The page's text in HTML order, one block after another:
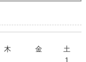
木 金
土
1